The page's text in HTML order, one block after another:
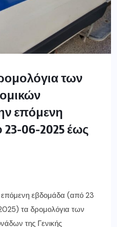
των
επόμενη
06-2025 έως
επόμενη εβδομάδα (από 23
τα δρομολόγια των
της Γενικής